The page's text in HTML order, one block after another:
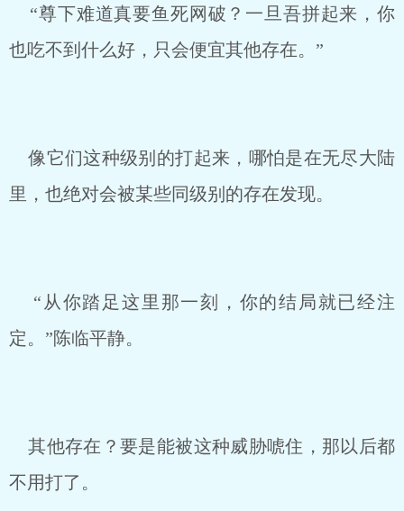
“尊下难道真要鱼死网破？一旦吾拼起来，你
也吃不到什么好，只会便宜其他存在。”
像它们这种级别的打起来，哪怕是在无尽大陆
里，也绝对会被某些同级别的存在发现。
“从你踏足这里那一刻，你的结局就已经注
定。”陈临平静。
其他存在？要是能被这种威胁唬住，那以后都
不用打了。